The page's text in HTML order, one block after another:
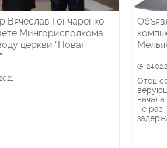
Вячеслав Гончаренко
Мингорисполкома
церкви “Новая
Отец
начала
не